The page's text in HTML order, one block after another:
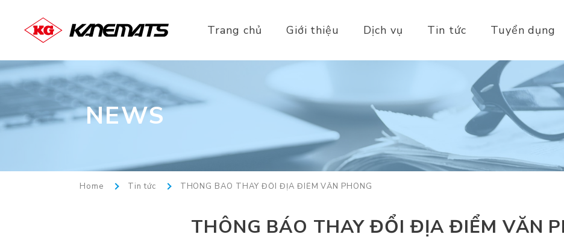
Trang chủ Giới thiệu Dịch vụ Tin tức Tuyển dụng
NEWS
Home Tin tức THÔNG BÁO THAY ĐỔI ĐỊA ĐIỂM VĂN PHÒNG
THÔNG BÁO THAY ĐỔI ĐỊA ĐIỂM VĂN